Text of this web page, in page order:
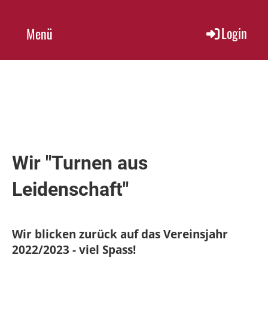
Menü Login
Wir "Turnen aus
Leidenschaft"
Wir blicken zurück auf das Vereinsjahr
2022/2023 - viel Spass!